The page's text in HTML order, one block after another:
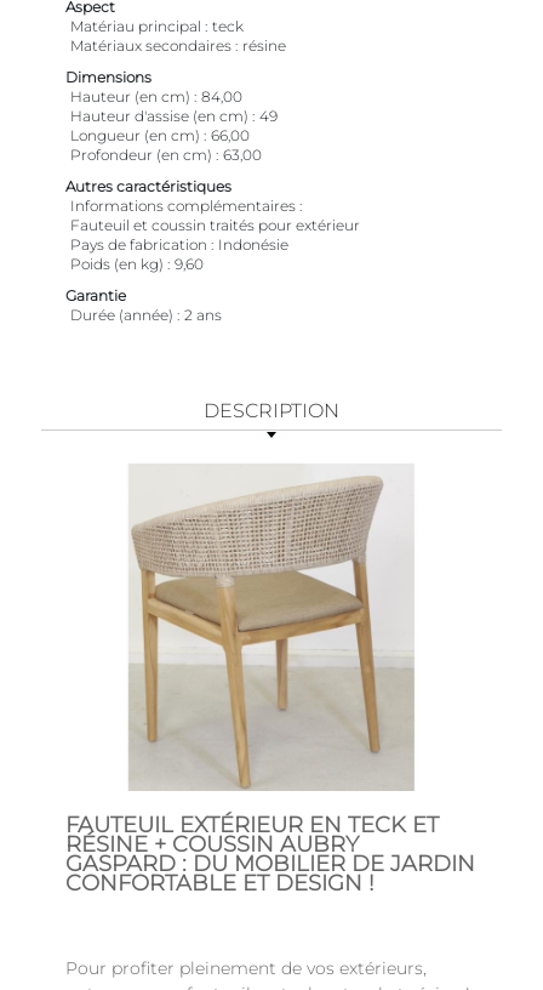
Aspect
Matériau principal
teck
Matériaux secondaires
résine
Dimensions
Hauteur (en cm)
84,00
Hauteur d'assise (en cm)
49
Longueur (en cm)
66,00
Profondeur (en cm)
63,00
Autres caractéristiques
Informations complémentaires
Fauteuil et coussin traités pour extérieur
Pays de fabrication
Indonésie
Poids (en kg)
9,60
Garantie
Durée (année)
2 ans
DESCRIPTION
FAUTEUIL EXTÉRIEUR EN TECK ET
RÉSINE + COUSSIN AUBRY
GASPARD : DU MOBILIER DE JARDIN
CONFORTABLE ET DESIGN !
Pour profiter pleinement de vos extérieurs,